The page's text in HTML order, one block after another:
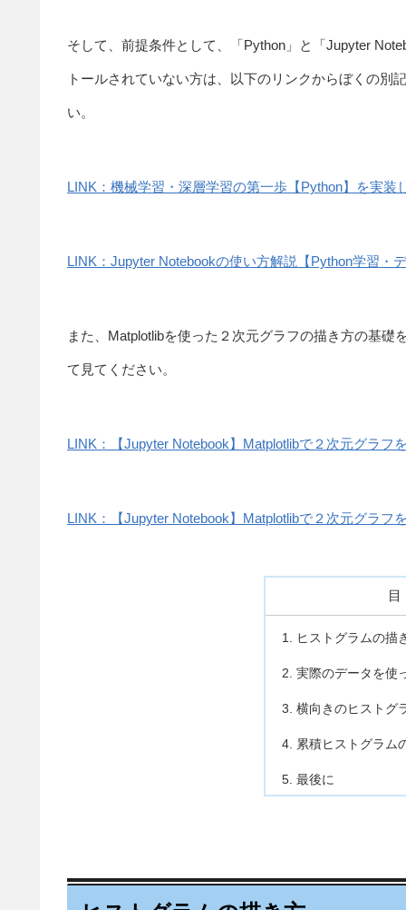
そして、前提条件として、「Python」と「Jupyter
トールされていない方は、以下のリンクからぼくの
い。
LINK：機械学習・深層学習の第一歩【Python】を実装
LINK：Jupyter Notebookの使い方解説【Python学習・
また、Matplotlibを使った２次元グラフの描き方の基
て見てください。
LINK：【Jupyter Notebook】Matplotlibで２次元グラフ
LINK：【Jupyter Notebook】Matplotlibで２次元グラフ
ヒストグラムの描
実際のデータを使
横向きのヒストグ
累積ヒストグラム
最後に